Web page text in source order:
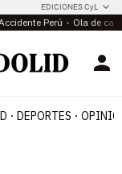
EDICIONES CyL
Perú Ola de
DEPORTES